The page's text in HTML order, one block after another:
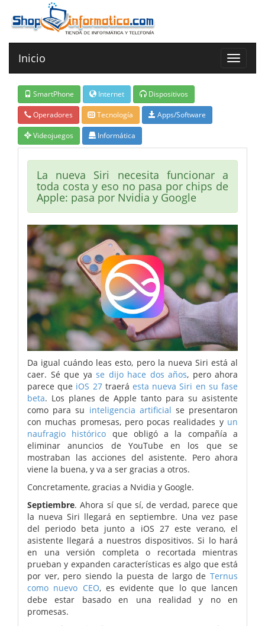
Toggle
Inicio
SmartPhone Internet Dispositivos
Operadores Tecnología Apps/Software
Videojuegos Informática
La nueva Siri necesita funcionar a
toda costa y eso no pasa por chips de
Apple: pasa por Nvidia y Google
Da igual cuándo leas esto, pero la nueva Siri está al
caer. Sé que ya se dijo hace dos años, pero ahora
parece que iOS 27traeráesta nueva Siri en su fase
beta. Los planes de Apple tanto para su asistente
como para su inteligencia artificial se presentaron
con muchas promesas, pero pocas realidades y un
naufragio histórico que obligó a la compañía a
eliminar anuncios de YouTube en los que se
mostraban las acciones del asistente. Pero ahora
viene la buena, y va a ser gracias a otros.
Concretamente, gracias a Nvidia y Google.
Septiembre. Ahora sí que sí, de verdad, parece que
la nueva Siri llegará en septiembre. Una vez pase
del periodo beta junto a iOS 27 este verano, el
asistente llegará a nuestros dispositivos. Si lo hará
en una versión completa o recortada mientras
prueban y expanden características es algo que está
por ver, pero siendo la puesta de largo de Ternus
como nuevo CEO, es evidente que lo que lancen
debe estar basado en una realidad y no en
promesas.